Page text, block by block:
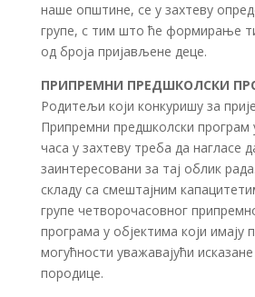
наше општине, се у захтеву
групе, с тим што ће формирање
од броја пријављене деце.
ПРИПРЕМНИ ПРЕДШКОЛСКИ
Родитељи који конкуришу за
Припремни предшколски програм
часа у захтеву треба да нагласе
заинтересовани за тај облик
складу са смештајним
групе четворочасовног
програма у објектима који имају
могућности уважавајући
породице.